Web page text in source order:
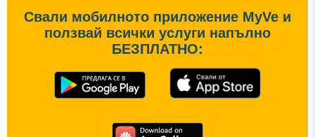
Свали мобилното приложение MyVe и
ползвай всички услуги напълно
БЕЗПЛАТНО: